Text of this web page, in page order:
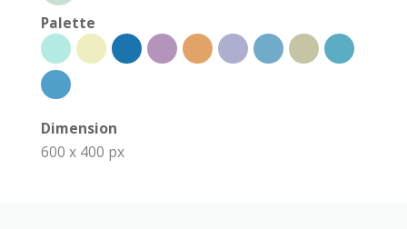
Palette
Dimension
600 x 400 px